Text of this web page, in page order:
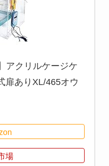
アクリルケージケ
扉ありXL/465オウ
場